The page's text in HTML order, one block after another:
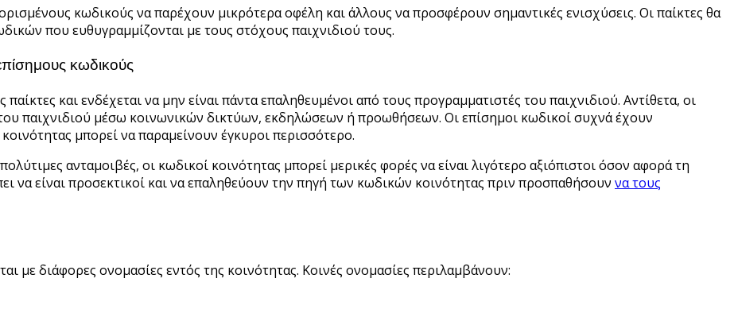
κωδικούς να παρέχουν μικρότερα οφέλη και άλλους να προσφέρουν σημαντικές ενισχύσεις. Οι παίκτες θα
που ευθυγραμμίζονται με τους στόχους παιχνιδιού τους.
κωδικούς
και ενδέχεται να μην είναι πάντα επαληθευμένοι από τους προγραμματιστές του παιχνιδιού. Αντίθετα, οι
παιχνιδιού μέσω κοινωνικών δικτύων, εκδηλώσεων ή προωθήσεων. Οι επίσημοι κωδικοί συχνά έχουν
μπορεί να παραμείνουν έγκυροι περισσότερο.
ανταμοιβές, οι κωδικοί κοινότητας μπορεί μερικές φορές να είναι λιγότερο αξιόπιστοι όσον αφορά τη
να είναι προσεκτικοί και να επαληθεύουν την πηγή των κωδικών κοινότητας πριν προσπαθήσουν να τους
με διάφορες ονομασίες εντός της κοινότητας. Κοινές ονομασίες περιλαμβάνουν: